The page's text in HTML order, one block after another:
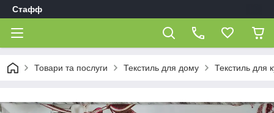
Стафф
Товари та послуги Текстиль для дому Текстиль для